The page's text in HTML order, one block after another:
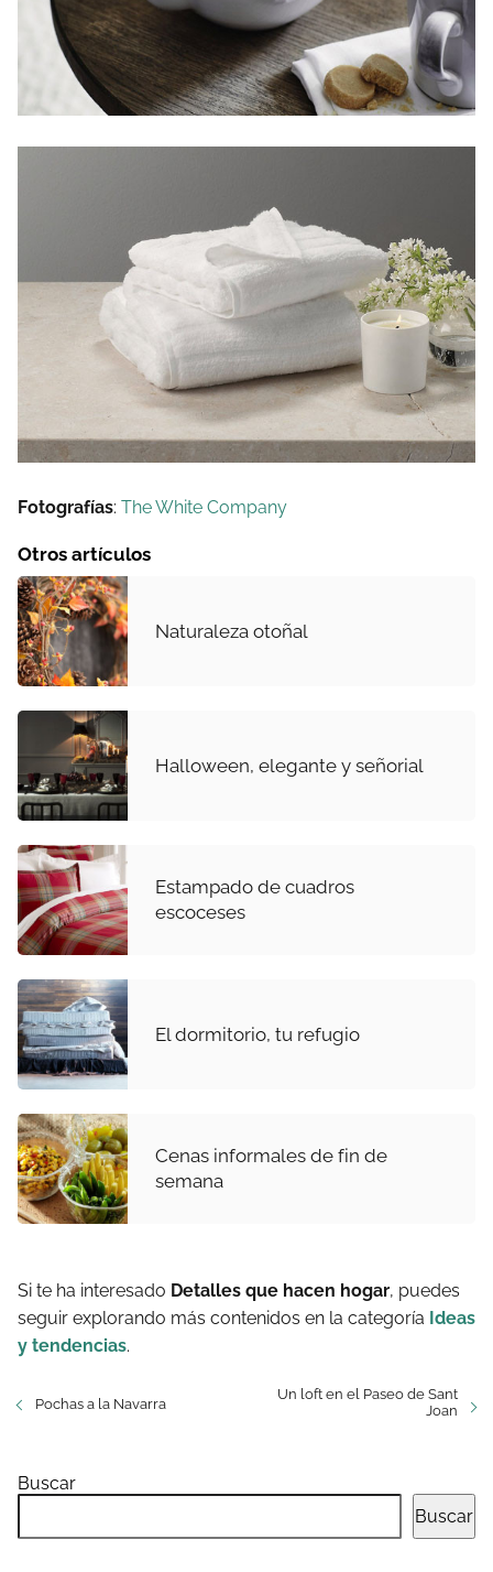
Fotografías: The White Company
Otros artículos
Naturaleza otoñal
Halloween, elegante y señorial
Estampado de cuadros
escoceses
El dormitorio, tu refugio
Cenas informales de fin de
semana
Si te ha interesado Detalles que hacen hogar, puedes
seguir explorando más contenidos en la categoría Ideas
y tendencias.
Pochas a la Navarra
Un loft en el Paseo de Sant
Joan
Buscar
Buscar